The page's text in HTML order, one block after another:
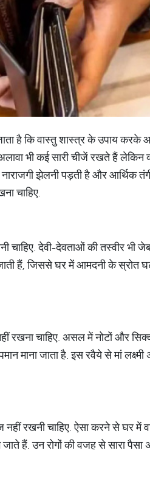
है कि वास्तु शास्त्र के उपाय
भी कई सारी चीजें रखते हैं
झेलनी पड़ती है और आर्थिक
चाहिए.
चाहिए. देवी-देवताओं की तस्वीर भी
हैं, जिससे घर में आमदनी के स्रोत
चाहिए. असल में नोटों और सिक्कों
माना जाता है. इस रवैये से मां
रखनी चाहिए. ऐसा करने से घर में
हैं. उन रोगों की वजह से सारा पैसा